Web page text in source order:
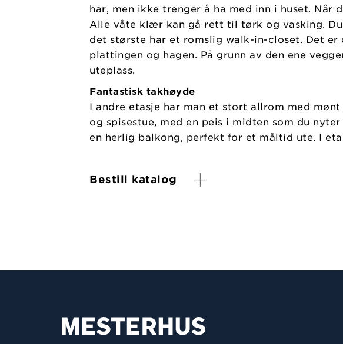
har, men ikke trenger å ha med inn i huset.
Alle våte klær kan gå rett til tørk og vasking.
det største har et romslig walk-in-closet. Det er
plattingen og hagen. På grunn av den ene
uteplass.
Fantastisk takhøyde
I andre etasje har man et stort allrom med
og spisestue, med en peis i midten som du
en herlig balkong, perfekt for et måltid ute. I
Bestill katalog